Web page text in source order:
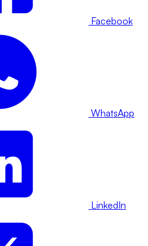
Facebook
WhatsApp
LinkedIn